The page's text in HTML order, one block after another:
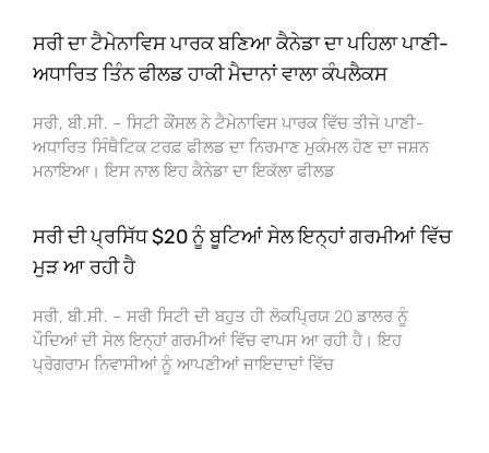
ਸਰੀ ਦਾ ਟੈਮੇਨਾਵਿਸ ਪਾਰਕ ਬਣਿਆ ਕੈਨੇਡਾ ਦਾ ਪਹਿਲਾ ਪਾਣੀ-
ਅਧਾਰਿਤ ਤਿੰਨ ਫੀਲਡ ਹਾਕੀ ਮੈਦਾਨਾਂ ਵਾਲਾ ਕੰਪਲੈਕਸ
ਸਰੀ, ਬੀ.ਸੀ. – ਸਿਟੀ ਕੌਂਸਲ ਨੇ ਟੈਮੇਨਾਵਿਸ ਪਾਰਕ ਵਿੱਚ ਤੀਜੇ ਪਾਣੀ-
ਅਧਾਰਿਤ ਸਿੰਥੈਟਿਕ ਟਰਫ਼ ਫੀਲਡ ਦਾ ਨਿਰਮਾਣ ਮੁਕੰਮਲ ਹੋਣ ਦਾ ਜਸ਼ਨ
ਮਨਾਇਆ। ਇਸ ਨਾਲ ਇਹ ਕੈਨੇਡਾ ਦਾ ਇਕੱਲਾ ਫੀਲਡ
ਸਰੀ ਦੀ ਪ੍ਰਸਿੱਧ $20 ਨੂੰ ਬੂਟਿਆਂ ਸੇਲ ਇਨ੍ਹਾਂ ਗਰਮੀਆਂ ਵਿੱਚ
ਮੁੜ ਆ ਰਹੀ ਹੈ
ਸਰੀ, ਬੀ.ਸੀ. – ਸਰੀ ਸਿਟੀ ਦੀ ਬਹੁਤ ਹੀ ਲੋਕਪ੍ਰਿਯ 20 ਡਾਲਰ ਨੂੰ
ਪੌਦਿਆਂ ਦੀ ਸੇਲ ਇਨ੍ਹਾਂ ਗਰਮੀਆਂ ਵਿੱਚ ਵਾਪਸ ਆ ਰਹੀ ਹੈ। ਇਹ
ਪ੍ਰੋਗਰਾਮ ਨਿਵਾਸੀਆਂ ਨੂੰ ਆਪਣੀਆਂ ਜਾਇਦਾਦਾਂ ਵਿੱਚ